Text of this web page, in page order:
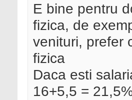
E bine pentru
fizica, de
venituri, prefer
fizica
Daca esti
16+5,5 =